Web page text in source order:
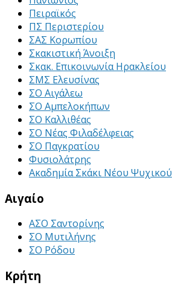
Πειραϊκός
ΠΣ Περιστερίου
ΣΑΣ Κορωπίου
Σκακιστική Άνοιξη
Σκακ. Επικοινωνία Ηρακλείου
ΣΜΣ Ελευσίνας
ΣΟ Αιγάλεω
ΣΟ Αμπελοκήπων
ΣΟ Καλλιθέας
ΣΟ Νέας Φιλαδέλφειας
ΣΟ Παγκρατίου
Φυσιολάτρης
Ακαδημία Σκάκι Νέου Ψυχικού
Αιγαίο
ΑΣΟ Σαντορίνης
ΣΟ Μυτιλήνης
ΣΟ Ρόδου
Κρήτη